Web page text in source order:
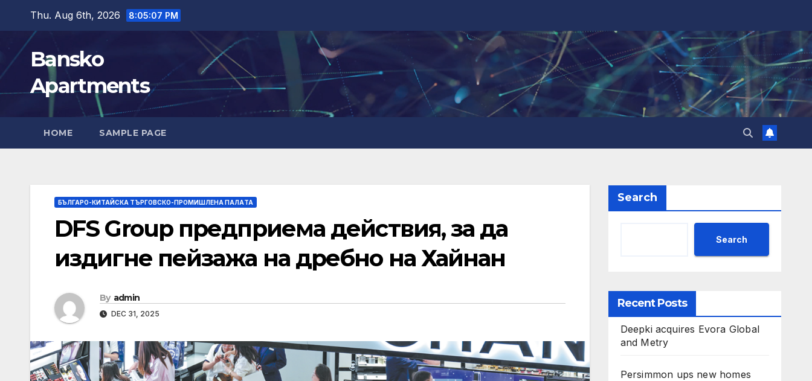
content
Thu. Aug 6th, 2026 8:05:09 PM
Bansko
Apartments
HOME SAMPLE PAGE
БЪЛГАРО-КИТАЙСКА ТЪРГОВСКО-ПРОМИШЛЕНА ПАЛAТА
DFS Group предприема действия, за да
издигне пейзажа на дребно на Хайнан
By admin
DEC 31, 2025
Search
Search
Recent Posts
Deepki acquires Evora Global
and Metry
Persimmon ups new homes